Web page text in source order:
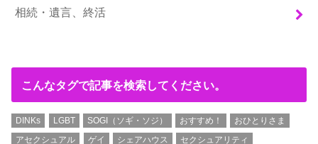
相続・遺言、終活
こんなタグで記事を検索してください。
DINKs LGBT SOGI（ソギ・ソジ） おすすめ！
おひとりさま
アセクシュアル
ゲイ シェアハウス セクシュアリティ